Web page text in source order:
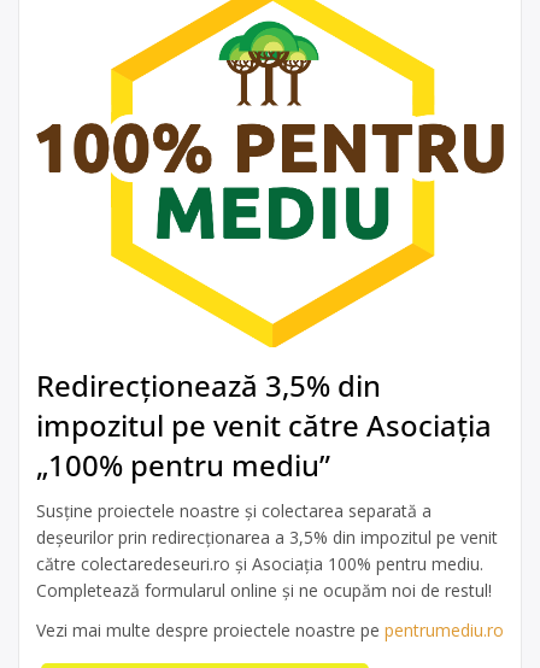
Redirecționează 3,5% din
impozitul pe venit către Asociația
„100% pentru mediu”
Susține proiectele noastre și colectarea separată a
deșeurilor prin redirecționarea a 3,5% din impozitul pe venit
către colectaredeseuri.ro și Asociația 100% pentru mediu.
Completează formularul online și ne ocupăm noi de restul!
Vezi mai multe despre proiectele noastre pe pentrumediu.ro